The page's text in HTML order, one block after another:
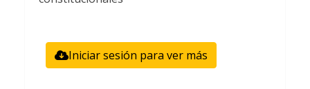
Iniciar sesión para ver más